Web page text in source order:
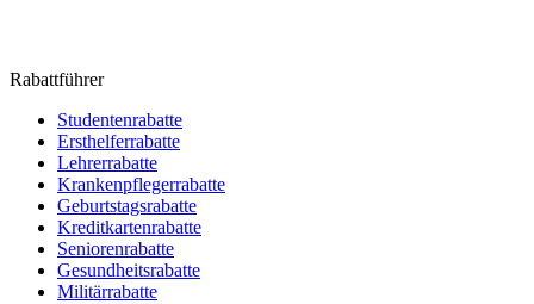
Rabattführer
Studentenrabatte
Ersthelferrabatte
Lehrerrabatte
Krankenpflegerrabatte
Geburtstagsrabatte
Kreditkartenrabatte
Seniorenrabatte
Gesundheitsrabatte
Militärrabatte